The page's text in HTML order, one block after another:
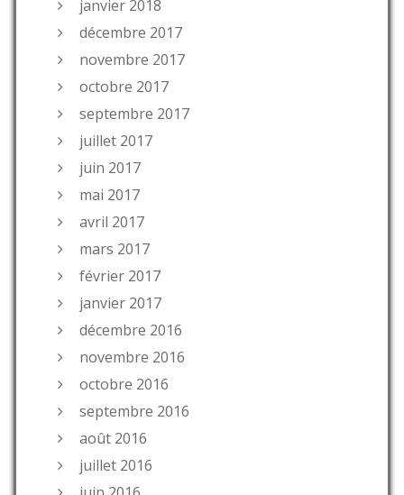
janvier 2018
décembre 2017
novembre 2017
octobre 2017
septembre 2017
juillet 2017
juin 2017
mai 2017
avril 2017
mars 2017
février 2017
janvier 2017
décembre 2016
novembre 2016
octobre 2016
septembre 2016
août 2016
juillet 2016